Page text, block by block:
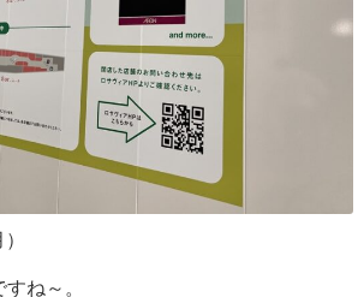
ね～。